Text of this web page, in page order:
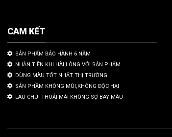
CAM KẾT
SẢN PHẨM BẢO HÀNH 6 NĂM
NHẬN TIỀN KHI HÀI LÒNG VỚI SẢN PHẨM
DÙNG MÀU TỐT NHẤT THỊ TRƯỜNG
SẢN PHẦM KHÔNG MÙI,KHÔNG ĐỘC HẠI
LAU CHÙI THOẢI MÁI KHÔNG SỢ BAY MÀU